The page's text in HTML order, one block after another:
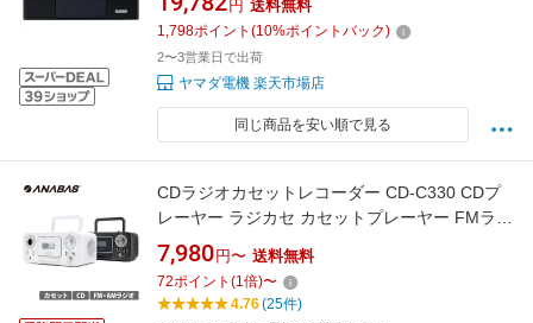
円 送料無料
1,798ポイント (10%ポイントバック)
2〜3営業日で出荷
ヤマダ電機 楽天市場店
同じ商品を安い順で見る
CDラジオカセットレコーダー CD-C330 CDプ
レーヤー ラジカセ カセットプレーヤー FMラジ
オ ワイドFM AMラジオ CD 音楽 再生 録音 シン
プル おしゃれ 太知HD アナバス ANABAS 【送
料無料】
7,980 円〜 送料無料
72ポイント (1倍)〜
4.76(25件)